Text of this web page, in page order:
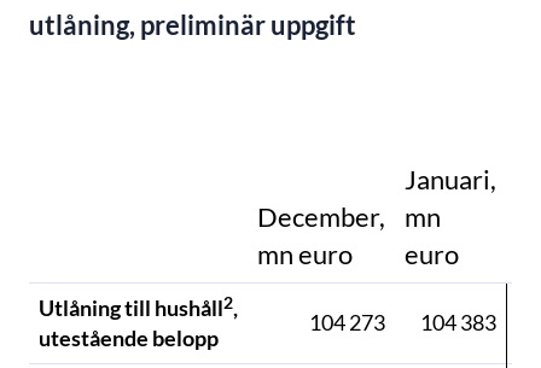
utlåning, preliminär uppgift
December,
mn euro
Januari,
mn
euro
Utlåning till hushåll2,
utestående belopp
104 273 104 383